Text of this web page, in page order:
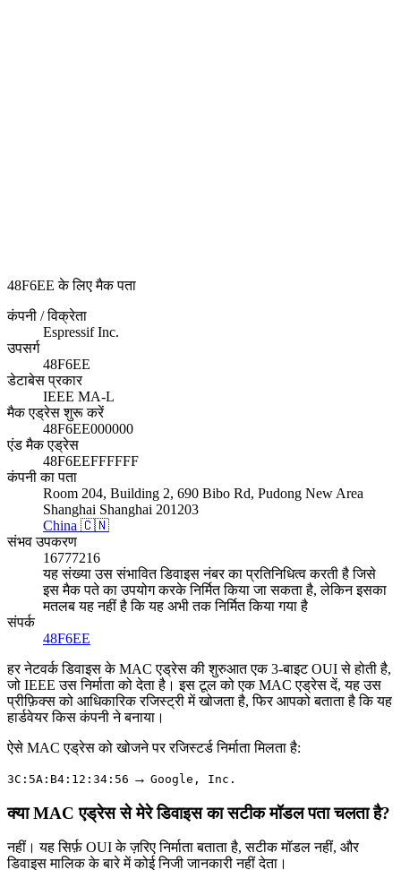
48F6EE के लिए मैक पता
कंपनी / विक्रेता
Espressif Inc.
उपसर्ग
48F6EE
डेटाबेस प्रकार
IEEE MA-L
मैक एड्रेस शुरू करें
48F6EE000000
एंड मैक एड्रेस
48F6EEFFFFFF
कंपनी का पता
Room 204, Building 2, 690 Bibo Rd, Pudong New Area
Shanghai Shanghai 201203
China 🇨🇳
संभव उपकरण
16777216
यह संख्या उस संभावित डिवाइस नंबर का प्रतिनिधित्व करती है जिसे
इस मैक पते का उपयोग करके निर्मित किया जा सकता है, लेकिन इसका
मतलब यह नहीं है कि यह अभी तक निर्मित किया गया है
संपर्क
48F6EE
हर नेटवर्क डिवाइस के MAC एड्रेस की शुरुआत एक 3-बाइट OUI से होती है,
जो IEEE उस निर्माता को देता है। इस टूल को एक MAC एड्रेस दें, यह उस
प्रीफ़िक्स को आधिकारिक रजिस्ट्री में खोजता है, फिर आपको बताता है कि यह
हार्डवेयर किस कंपनी ने बनाया।
ऐसे MAC एड्रेस को खोजने पर रजिस्टर्ड निर्माता मिलता है:
3C:5A:B4:12:34:56 → Google, Inc.
क्या MAC एड्रेस से मेरे डिवाइस का सटीक मॉडल पता चलता है?
नहीं। यह सिर्फ़ OUI के ज़रिए निर्माता बताता है, सटीक मॉडल नहीं, और
डिवाइस मालिक के बारे में कोई निजी जानकारी नहीं देता।